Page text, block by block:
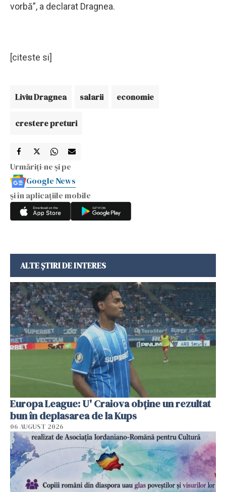
vorbă”, a declarat Dragnea.
[citeste si]
Liviu Dragnea salarii economie
crestere preturi
Urmăriți-ne și pe
Google News
și în aplicațiile mobile
ALTE ȘTIRI DE INTERES
Europa League: U' Craiova obține un rezultat
bun în deplasarea de la Kups
06 AUGUST 2026